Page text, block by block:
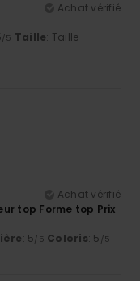
Achat vérifié
/5 Taille: Taille
Achat vérifié
top Forme top Prix
: 5/5 Coloris: 5 /5